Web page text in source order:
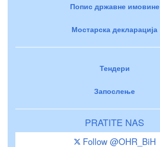
Попис државне имовине
Мостарска декларација
Тендери
Запослење
PRATITE NAS
Follow @OHR_BiH